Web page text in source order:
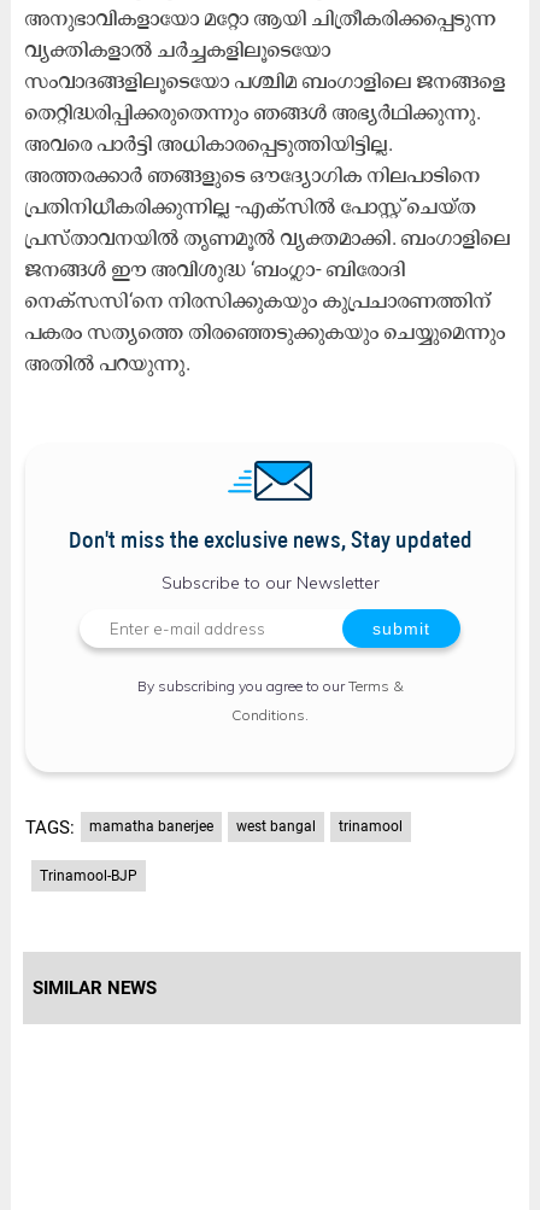
അനുഭാവികളായോ മറ്റോ ആയി ചിത്രീകരിക്കപ്പെടുന്ന
വ്യക്തികളാൽ ചർച്ചകളിലൂടെയോ
സംവാദങ്ങളിലൂടെയോ പശ്ചിമ ബംഗാളിലെ ജനങ്ങളെ
തെറ്റിദ്ധരിപ്പിക്കരുതെന്നും ഞങ്ങൾ അഭ്യർഥിക്കുന്നു.
അവരെ പാർട്ടി അധികാരപ്പെടുത്തിയിട്ടില്ല.
അത്തരക്കാർ ഞങ്ങളുടെ ഔദ്യോഗിക നിലപാടിനെ
പ്രതിനിധീകരിക്കുന്നില്ല -എക്‌സിൽ പോസ്റ്റ് ചെയ്ത
പ്രസ്താവനയിൽ തൃണമൂൽ വ്യക്തമാക്കി. ബംഗാളിലെ
ജനങ്ങൾ ഈ അവിശുദ്ധ ‘ബംഗ്ലാ- ബിരോദി
നെക്‌സസി‘നെ നിരസിക്കുകയും കുപ്രചാരണത്തിന്
പകരം സത്യത്തെ തിരഞ്ഞെടുക്കുകയും ചെയ്യുമെന്നും
അതിൽ പറയുന്നു.
Don't miss the exclusive news, Stay updated
Subscribe to our Newsletter
By subscribing you agree to ourTerms &
Conditions
TAGS: mamatha banerjee west bangal trinamool
Trinamool-BJP
SIMILAR NEWS